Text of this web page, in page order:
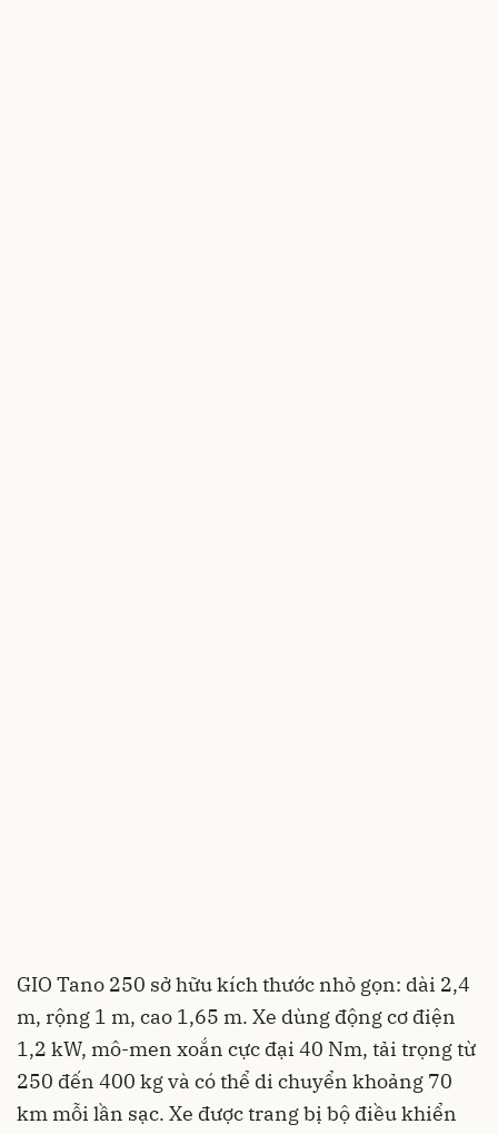
GIO Tano 250 sở hữu kích thước nhỏ gọn: dài 2,4
m, rộng 1 m, cao 1,65 m. Xe dùng động cơ điện
1,2 kW, mô-men xoắn cực đại 40 Nm, tải trọng từ
250 đến 400 kg và có thể di chuyển khoảng 70
km mỗi lần sạc. Xe được trang bị bộ điều khiển